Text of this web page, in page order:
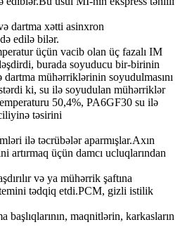
dartma xətti asinxron
edilə bilər.
üçün vacib olan üç fazalı IM
burada soyuducu bir-birinin
mühərriklərinin soyudulmasını
ki, su ilə soyudulan mühərriklər
50,4%, PA6GF30 su ilə
təsirini
ilə təcrübələr aparmışlar.Axın
üçün damcı ucluqlarından
və ya mühərrik şaftına
tədqiq etdi.PCM, gizli istilik
maqnitlərin, karkasların